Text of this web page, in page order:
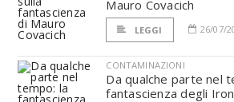
Mauro Covacich
LEGGI 26/07/
CONTAMINAZIONI
Da qualche parte nel
fantascienza degli